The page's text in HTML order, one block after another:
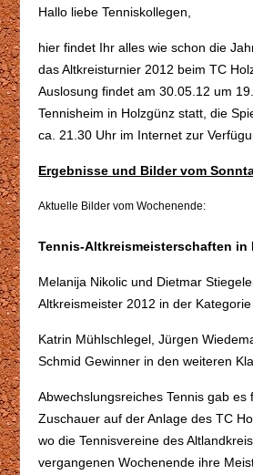
Hallo liebe Tenniskollegen,
hier findet Ihr alles wie schon die
das Altkreisturnier 2012 beim TC
Auslosung findet am 30.05.12 um
Tennisheim in Holzgünz statt, die
ca. 21.30 Uhr im Internet zur
Ergebnisse und Bilder vom
Aktuelle Bilder vom Wochenende:
Tennis-Altkreismeisterschaften in
Melanija Nikolic und Dietmar
Altkreismeister 2012 in der Kategorie
Katrin Mühlschlegel, Jürgen
Schmid Gewinner in den weiteren
Abwechslungsreiches Tennis gab es
Zuschauer auf der Anlage des TC
wo die Tennisvereine des
vergangenen Wochenende ihre